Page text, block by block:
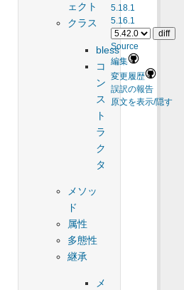
5.18.1
5.16.1
Source
編集
変更履歴
誤訳の報告
原文を表示/隠す
ェクト
クラス
bless
コ
ン
ス
ト
ラ
ク
タ
メソッ
ド
属性
多態性
継承
メ